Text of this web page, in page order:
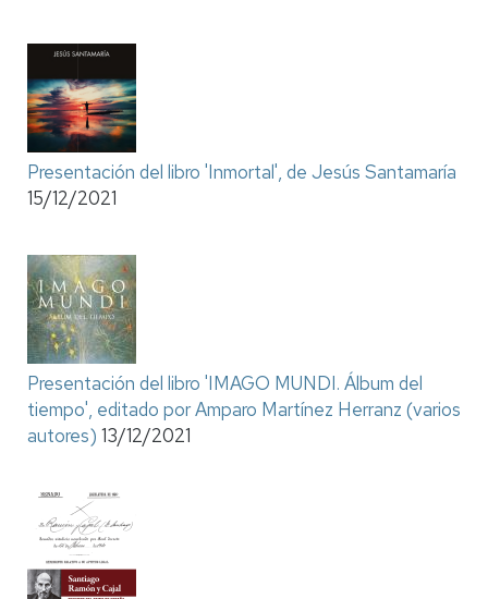
Presentación del libro 'Inmortal', de Jesús Santamaría
15/12/2021
Presentación del libro 'IMAGO MUNDI. Álbum del
tiempo', editado por Amparo Martínez Herranz (varios
autores) 13/12/2021